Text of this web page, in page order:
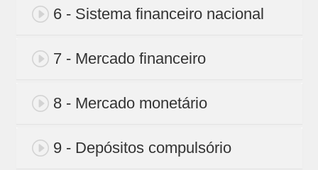
6 - Sistema financeiro nacional
7 - Mercado financeiro
8 - Mercado monetário
9 - Depósitos compulsório